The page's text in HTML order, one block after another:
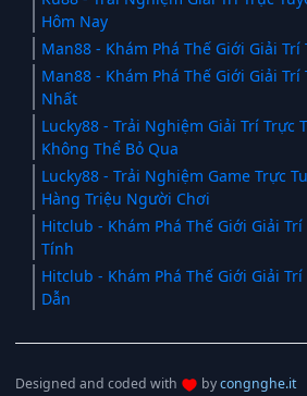
Hôm Nay
Man88 - Khám Phá Thế Giới Giải
Man88 - Khám Phá Thế Giới Giải Trí
Nhất
Lucky88 - Trải Nghiệm Giải Trí Trực
Không Thể Bỏ Qua
Lucky88 - Trải Nghiệm Game Trực
Hàng Triệu Người Chơi
Hitclub - Khám Phá Thế Giới Giải
Tính
Hitclub - Khám Phá Thế Giới Giải
Dẫn
Designed and coded with bycongnghe.it